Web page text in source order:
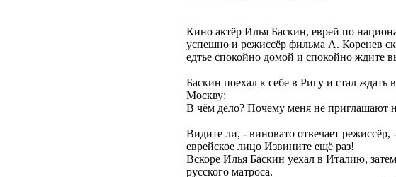
Кино актёр Илья Баскин, еврей по
успешно и режиссёр фильма А. Коренев
едтье спокойно домой и спокойно ждите
Баскин поехал к себе в Ригу и стал
Москву:
В чём дело? Почему меня не приглашают
Видите ли, - виновато отвечает
еврейское лицо Извините ещё раз!
Вскоре Илья Баскин уехал в Италию,
русского матроса.